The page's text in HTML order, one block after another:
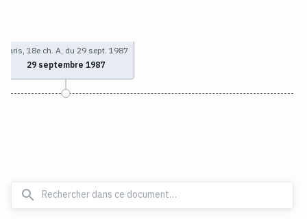
Paris, 18e ch. A, du 29 sept. 1987
29 septembre 1987